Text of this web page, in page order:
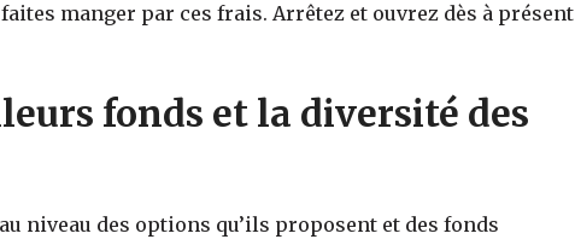
manger par ces frais. Arrêtez et ouvrez dès à présent
fonds et la diversité des
niveau des options qu’ils proposent et des fonds